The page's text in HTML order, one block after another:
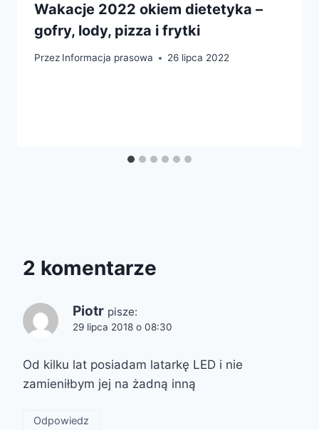
Wakacje 2022 okiem dietetyka –
gofry, lody, pizza i frytki
Przez Informacja prasowa 26 lipca 2022
2 komentarze
Piotr pisze:
29 lipca 2018 o 08:30
Od kilku lat posiadam latarkę LED i nie
zamieniłbym jej na żadną inną
Odpowiedz